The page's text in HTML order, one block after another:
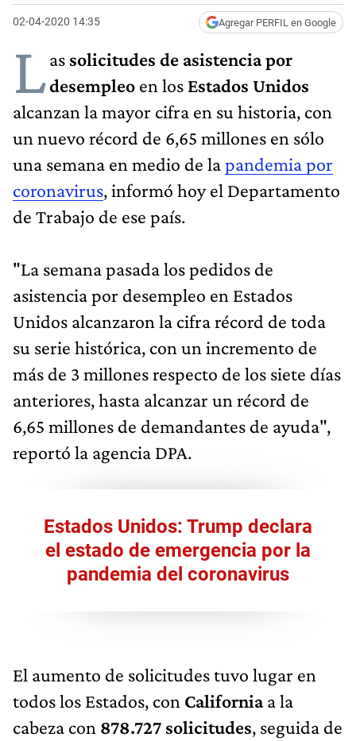
02-04-2020 14:35 Agregar PERFIL en Google
Las solicitudes de asistencia por
desempleo en los Estados Unidos
alcanzan la mayor cifra en su historia, con
un nuevo récord de 6,65 millones en sólo
una semana en medio de lapandemia por
coronavirus, informó hoy el Departamento
de Trabajo de ese país.
"La semana pasada los pedidos de
asistencia por desempleo en Estados
Unidos alcanzaron la cifra récord de toda
su serie histórica, con un incremento de
más de 3 millones respecto de los siete días
anteriores, hasta alcanzar un récord de
6,65 millones de demandantes de ayuda",
reportó la agencia DPA.
Estados Unidos: Trump declara
el estado de emergencia por la
pandemia del coronavirus
El aumento de solicitudes tuvo lugar en
todos los Estados, con Californiaa la
cabeza con 878.727 solicitudes, seguida de